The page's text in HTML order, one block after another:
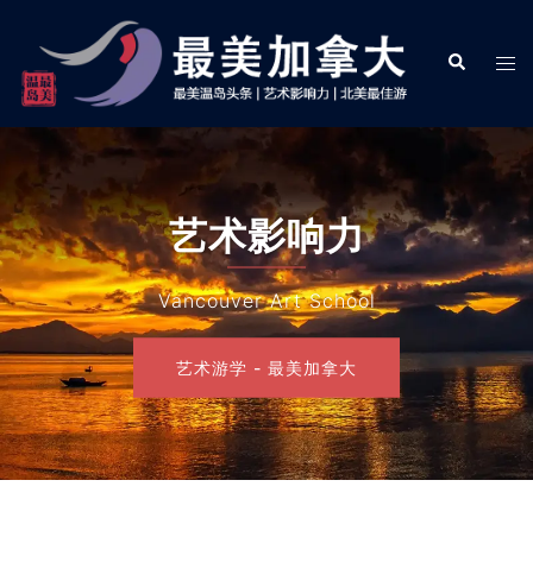
content
Search
艺术影响力
Vancouver Art School
艺术游学 - 最美加拿大